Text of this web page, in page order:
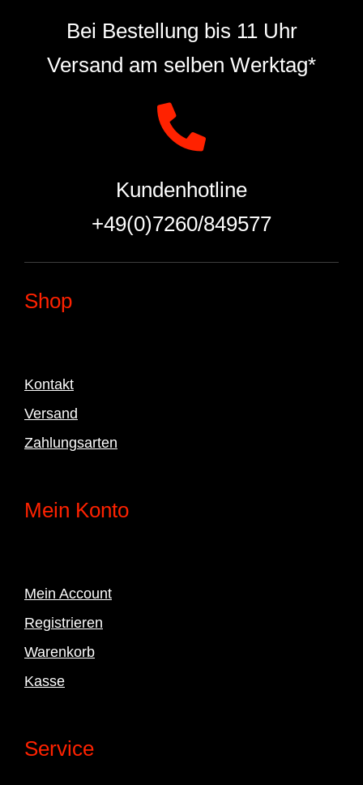
Bei Bestellung bis 11 Uhr
Versand am selben Werktag*
Kundenhotline
+49(0)7260/849577
Shop
Kontakt
Versand
Zahlungsarten
Mein Konto
Mein Account
Registrieren
Warenkorb
Kasse
Service